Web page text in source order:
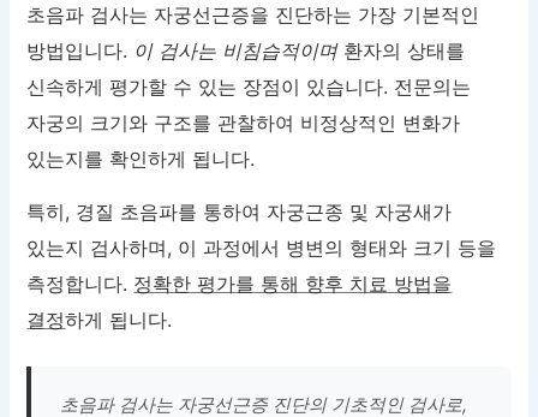
초음파 검사는 자궁선근증을 진단하는 가장 기본적인
방법입니다. 이 검사는 비침습적이며환자의 상태를
신속하게 평가할 수 있는 장점이 있습니다. 전문의는
자궁의 크기와 구조를 관찰하여 비정상적인 변화가
있는지를 확인하게 됩니다.
특히, 경질 초음파를 통하여 자궁근종 및 자궁새가
있는지 검사하며, 이 과정에서 병변의 형태와 크기 등을
측정합니다. 정확한 평가를 통해 향후 치료 방법을
결정하게 됩니다.
초음파 검사는 자궁선근증 진단의 기초적인 검사로,